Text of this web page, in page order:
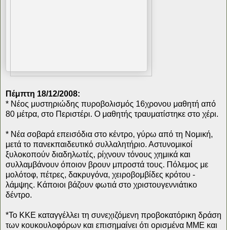
Πέμπτη 18/12/2008:
* Νέος μυστηριώδης πυροβολισμός 16χρονου μαθητή από
80 μέτρα, στο Περιστέρι. Ο μαθητής τραυματίστηκε στο χέρι.
* Νέα σοβαρά επεισόδια στο κέντρο, γύρω από τη Νομική,
μετά το πανεκπαιδευτικό συλλαλητήριο. Αστυνομικοί
ξυλοκοπούν διαδηλωτές, ρίχνουν τόνους χημικά και
συλλαμβάνουν όποιον βρουν μπροστά τους. Πόλεμος με
μολότοφ, πέτρες, δακρυγόνα, χειροβομβίδες κρότου -
λάμψης. Κάποιοι βάζουν φωτιά στο χριστουγεννιάτικο
δέντρο.
*Το ΚΚΕ καταγγέλλει τη συνεχιζόμενη προβοκατόρικη δράση
των κουκουλοφόρων και επισημαίνει ότι ορισμένα ΜΜΕ και